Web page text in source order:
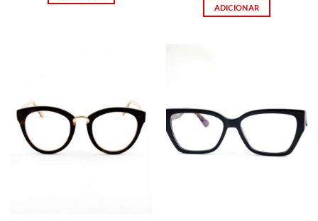
ADICIONAR